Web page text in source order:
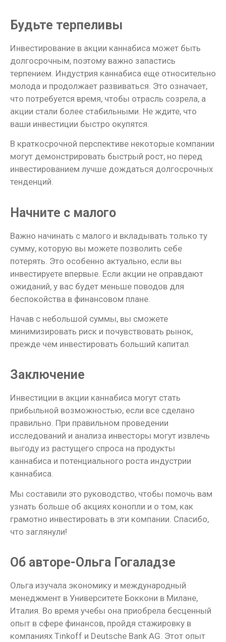
Будьте терпеливы
Инвестирование в акции каннабиса может быть
долгосрочным, поэтому важно запастись
терпением. Индустрия каннабиса еще относительно
молода и продолжает развиваться. Это означает,
что потребуется время, чтобы отрасль созрела, а
акции стали более стабильными. Не ждите, что
ваши инвестиции быстро окупятся.
В краткосрочной перспективе некоторые компании
могут демонстрировать быстрый рост, но перед
инвестированием лучше дождаться долгосрочных
тенденций.
Начните с малого
Важно начинать с малого и вкладывать только ту
сумму, которую вы можете позволить себе
потерять. Это особенно актуально, если вы
инвестируете впервые. Если акции не оправдают
ожиданий, у вас будет меньше поводов для
беспокойства в финансовом плане.
Начав с небольшой суммы, вы сможете
минимизировать риск и почувствовать рынок,
прежде чем инвестировать больший капитал.
Заключение
Инвестиции в акции каннабиса могут стать
прибыльной возможностью, если все сделано
правильно. При правильном проведении
исследований и анализа инвесторы могут извлечь
выгоду из растущего спроса на продукты
каннабиса и потенциального роста индустрии
каннабиса.
Мы составили это руководство, чтобы помочь вам
узнать больше об акциях конопли и о том, как
грамотно инвестировать в эти компании. Спасибо,
что заглянули!
Об авторе-Ольга Гогаладзе
Ольга изучала экономику и международный
менеджмент в Университете Боккони в Милане,
Италия. Во время учебы она приобрела бесценный
опыт в сфере финансов, пройдя стажировку в
компаниях Tinkoff и Deutsche Bank AG. Этот опыт